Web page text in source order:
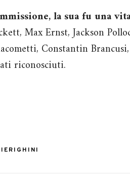
la sua fu una
Max Ernst, Jackson
Constantin
riconosciuti.